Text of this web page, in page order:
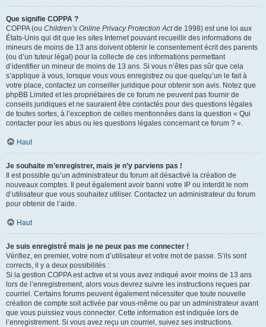
Que signifie COPPA ?
COPPA (ou Children’s Online Privacy Protection Actde 1998) est une loi aux
États-Unis qui dit que les sites Internet pouvant recueillir des informations de
mineurs de moins de 13 ans doivent obtenir le consentement écrit des parents
(ou d’un tuteur légal) pour la collecte de ces informations permettant
d’identifier un mineur de moins de 13 ans. Si vous n’êtes pas sûr que cela
s’applique à vous, lorsque vous vous enregistrez ou que quelqu’un le fait à
votre place, contactez un conseiller juridique pour obtenir son avis. Notez que
phpBB Limited et les propriétaires de ce forum ne peuvent pas fournir de
conseils juridiques et ne sauraient être contactés pour des questions légales
de toutes sortes, à l’exception de celles mentionnées dans la question « Qui
contacter pour les abus ou les questions légales concernant ce forum ? ».
Haut
Je souhaite m’enregistrer, mais je n’y parviens pas !
Il est possible qu’un administrateur du forum ait désactivé la création de
nouveaux comptes. Il peut également avoir banni votre IP ou interdit le nom
d’utilisateur que vous souhaitez utiliser. Contactez un administrateur du forum
pour obtenir de l’aide.
Haut
Je suis enregistré mais je ne peux pas me connecter !
Vérifiez, en premier, votre nom d’utilisateur et votre mot de passe. S’ils sont
corrects, il y a deux possibilités :
Si la gestion COPPA est active et si vous avez indiqué avoir moins de 13 ans
lors de l’enregistrement, alors vous devrez suivre les instructions reçues par
courriel. Certains forums peuvent également nécessiter que toute nouvelle
création de compte soit activée par vous-même ou par un administrateur avant
que vous puissiez vous connecter. Cette information est indiquée lors de
l’enregistrement. Si vous avez reçu un courriel, suivez ses instructions.